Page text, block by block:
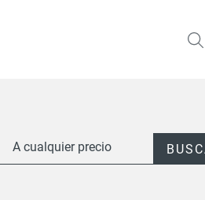
A cualquier precio